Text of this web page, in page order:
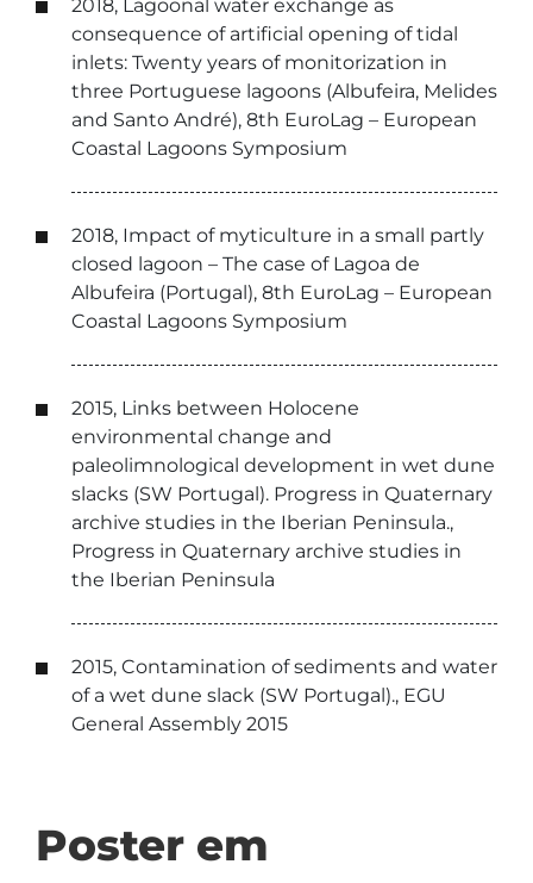
2018, Lagoonal water exchange as
consequence of artificial opening of tidal
inlets: Twenty years of monitorization in
three Portuguese lagoons (Albufeira, Melides
and Santo André), 8th EuroLag – European
Coastal Lagoons Symposium
2018, Impact of myticulture in a small partly
closed lagoon – The case of Lagoa de
Albufeira (Portugal), 8th EuroLag – European
Coastal Lagoons Symposium
2015, Links between Holocene
environmental change and
paleolimnological development in wet dune
slacks (SW Portugal). Progress in Quaternary
archive studies in the Iberian Peninsula.,
Progress in Quaternary archive studies in
the Iberian Peninsula
2015, Contamination of sediments and water
of a wet dune slack (SW Portugal)., EGU
General Assembly 2015
Poster em